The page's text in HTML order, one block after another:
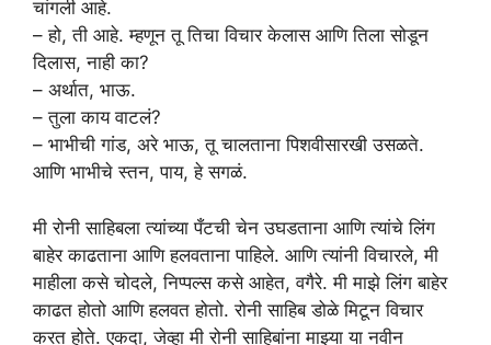
चांगली आहे.
– हो, ती आहे. म्हणून तू तिचा विचार केलास आणि तिला सोडून
दिलास, नाही का?
– अर्थात, भाऊ.
– तुला काय वाटलं?
– भाभीची गांड, अरे भाऊ, तू चालताना पिशवीसारखी उसळते.
आणि भाभीचे स्तन, पाय, हे सगळं.
मी रोनी साहिबला त्यांच्या पँटची चेन उघडताना आणि त्यांचे लिंग
बाहेर काढताना आणि हलवताना पाहिले. आणि त्यांनी विचारले, मी
माहीला कसे चोदले, निप्पल्स कसे आहेत, वगैरे. मी माझे लिंग बाहेर
काढत होतो आणि हलवत होतो. रोनी साहिब डोळे मिटून विचार
करत होते. एकदा, जेव्हा मी रोनी साहिबांना माझ्या या नवीन